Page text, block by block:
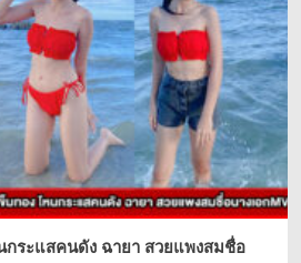
กระแสคนดัง ฉายา สวยแพงสมชื่อ